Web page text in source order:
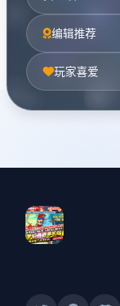
编辑推荐
玩家喜爱